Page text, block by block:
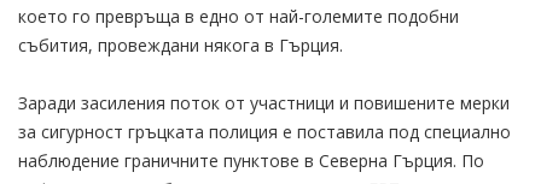
което го превръща в едно от най-големите подобни
събития, провеждани някога в Гърция.
Заради засиления поток от участници и повишените мерки
за сигурност гръцката полиция е поставила под специално
наблюдение граничните пунктове в Северна Гърция. По